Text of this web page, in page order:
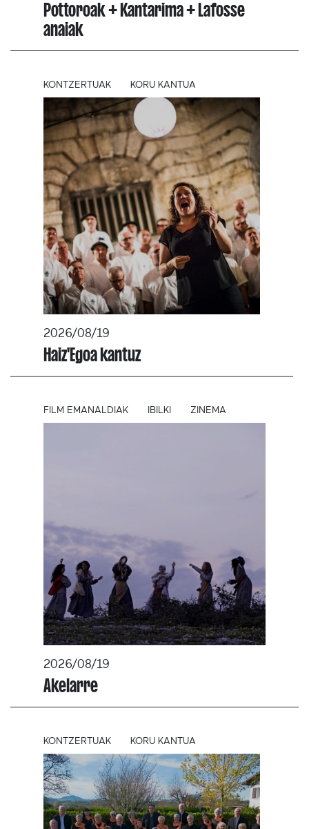
Pottoroak + Kantarima + Lafosse
anaiak
KONTZERTUAK KORU KANTUA
2026/08/19
Haiz'Egoa kantuz
FILM EMANALDIAK IBILKI ZINEMA
2026/08/19
Akelarre
KONTZERTUAK KORU KANTUA